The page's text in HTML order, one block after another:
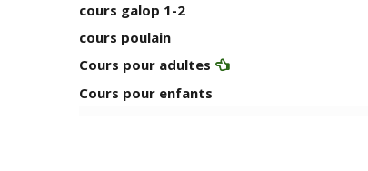
cours galop 1-2
cours poulain
Cours pour adultes
Cours pour enfants